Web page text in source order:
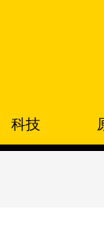
科技